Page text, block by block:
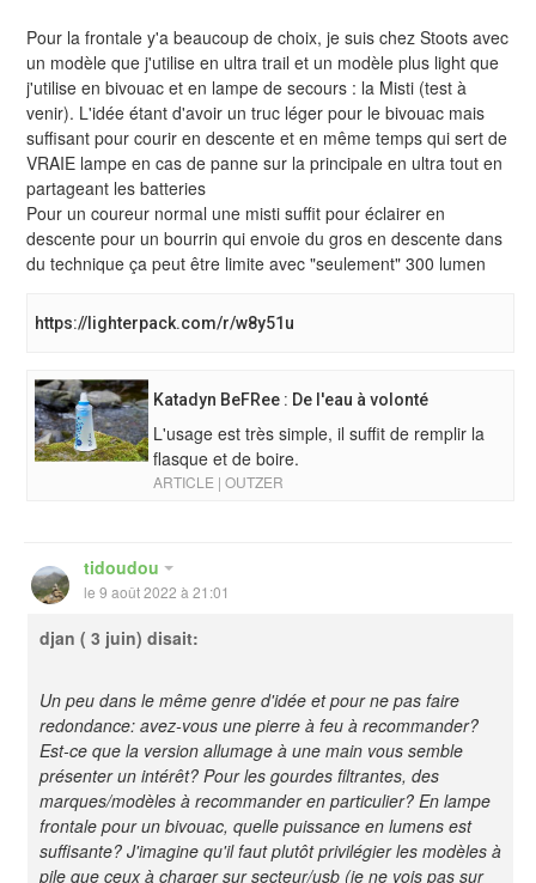
Pour la frontale y'a beaucoup de choix, je suis chez Stoots avec
un modèle que j'utilise en ultra trail et un modèle plus light que
j'utilise en bivouac et en lampe de secours : la Misti (test à
venir). L'idée étant d'avoir un truc léger pour le bivouac mais
suffisant pour courir en descente et en même temps qui sert de
VRAIE lampe en cas de panne sur la principale en ultra tout en
partageant les batteries
Pour un coureur normal une misti suffit pour éclairer en
descente pour un bourrin qui envoie du gros en descente dans
du technique ça peut être limite avec "seulement" 300 lumen
https://lighterpack.com/r/w8y51u
Katadyn BeFRee : De l'eau à volonté
L'usage est très simple, il suffit de remplir la
flasque et de boire.
ARTICLE | OUTZER
tidoudou
le 9 août 2022 à 21:01
djan ( 3 juin) disait:
Un peu dans le même genre d'idée et pour ne pas faire
redondance: avez-vous une pierre à feu à recommander?
Est-ce que la version allumage à une main vous semble
présenter un intérêt? Pour les gourdes filtrantes, des
marques/modèles à recommander en particulier? En lampe
frontale pour un bivouac, quelle puissance en lumens est
suffisante? J'imagine qu'il faut plutôt privilégier les modèles à
pile que ceux à charger sur secteur/usb (je ne vois pas sur